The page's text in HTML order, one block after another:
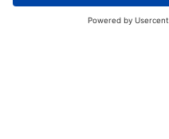
Informations légales
Distributeurs